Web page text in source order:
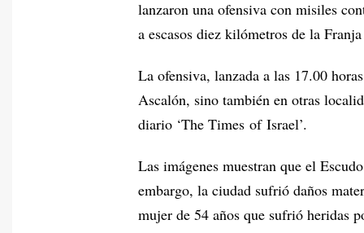
lanzaron una ofensiva con misiles
a escasos diez kilómetros de la
La ofensiva, lanzada a las 17.00
Ascalón, sino también en otras
diario ‘The Times of Israel’.
Las imágenes muestran que el
embargo, la ciudad sufrió daños
mujer de 54 años que sufrió heridas